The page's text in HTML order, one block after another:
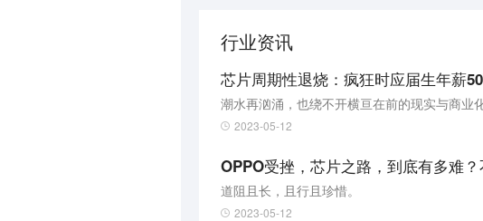
行业资讯
芯片周期性退烧：疯狂时应届生年薪
潮水再汹涌，也绕不开横亘在前的现实与商业
2023-05-12
OPPO受挫，芯片之路，到底有多难
道阻且长，且行且珍惜。
2023-05-12